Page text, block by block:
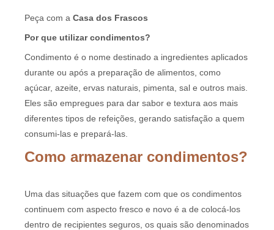
Peça com a Casa dos Frascos
Por que utilizar condimentos?
Condimento é o nome destinado a ingredientes aplicados
durante ou após a preparação de alimentos, como
açúcar, azeite, ervas naturais, pimenta, sal e outros mais.
Eles são empregues para dar sabor e textura aos mais
diferentes tipos de refeições, gerando satisfação a quem
consumi-las e prepará-las.
Como armazenar condimentos?
Uma das situações que fazem com que os condimentos
continuem com aspecto fresco e novo é a de colocá-los
dentro de recipientes seguros, os quais são denominados